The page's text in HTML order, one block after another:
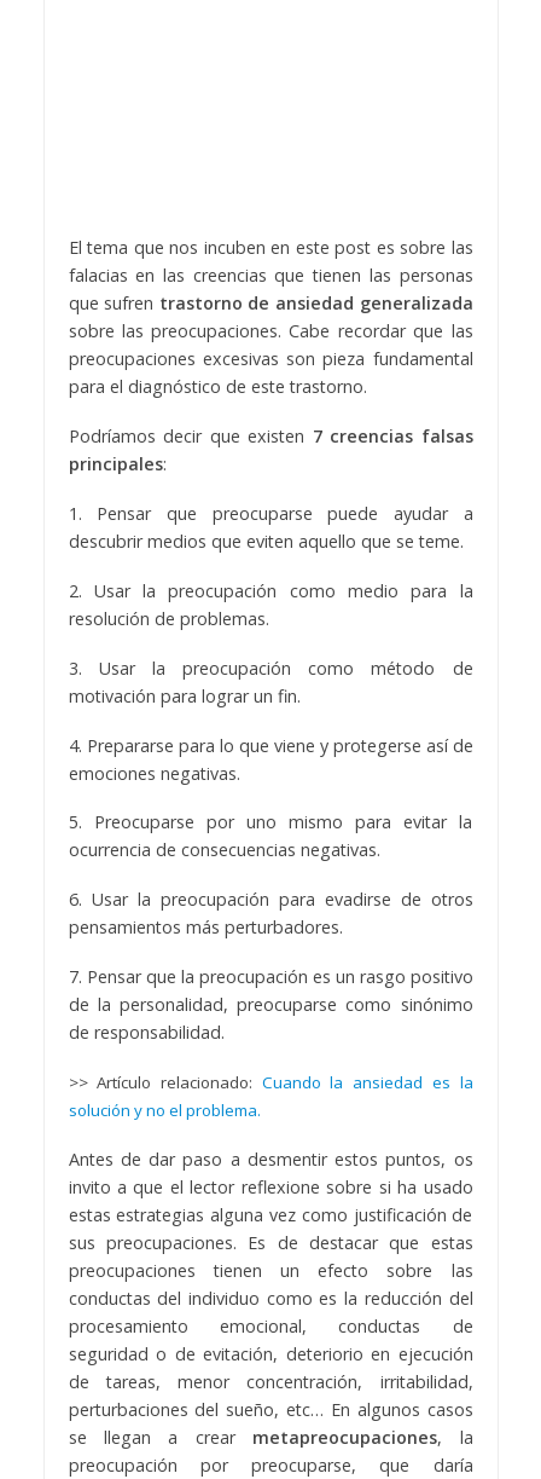
El tema que nos incuben en este post es sobre las
falacias en las creencias que tienen las personas
que sufren trastorno de ansiedad generalizada
sobre las preocupaciones. Cabe recordar que las
preocupaciones excesivas son pieza fundamental
para el diagnóstico de este trastorno.
Podríamos decir que existen 7 creencias falsas
principales:
1. Pensar que preocuparse puede ayudar a
descubrir medios que eviten aquello que se teme.
2. Usar la preocupación como medio para la
resolución de problemas.
3. Usar la preocupación como método de
motivación para lograr un fin.
4. Prepararse para lo que viene y protegerse así de
emociones negativas.
5. Preocuparse por uno mismo para evitar la
ocurrencia de consecuencias negativas.
6. Usar la preocupación para evadirse de otros
pensamientos más perturbadores.
7. Pensar que la preocupación es un rasgo positivo
de la personalidad, preocuparse como sinónimo
de responsabilidad.
>> Artículo relacionado: Cuando la ansiedad es la
solución y no el problema.
Antes de dar paso a desmentir estos puntos, os
invito a que el lector reflexione sobre si ha usado
estas estrategias alguna vez como justificación de
sus preocupaciones. Es de destacar que estas
preocupaciones tienen un efecto sobre las
conductas del individuo como es la reducción del
procesamiento emocional, conductas de
seguridad o de evitación, deteriorio en ejecución
de tareas, menor concentración, irritabilidad,
perturbaciones del sueño, etc… En algunos casos
se llegan a crear metapreocupaciones, la
preocupación por preocuparse, que daría